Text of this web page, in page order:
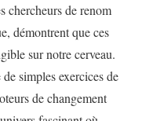
chercheurs de renom
démontrent que ces
sur notre cerveau.
simples exercices de
de changement